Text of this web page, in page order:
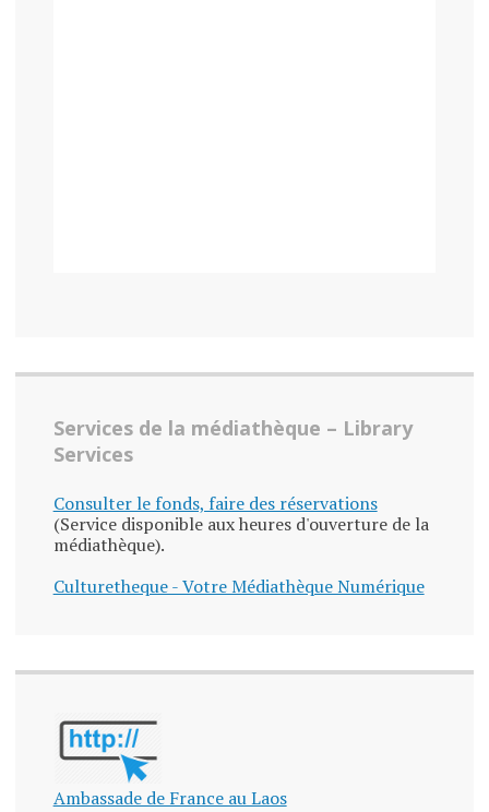
Services de la médiathèque – Library
Services
Consulter le fonds, faire des réservations
(Service disponible aux heures d'ouverture de la
médiathèque).
Culturetheque - Votre Médiathèque Numérique
Ambassade de France au Laos